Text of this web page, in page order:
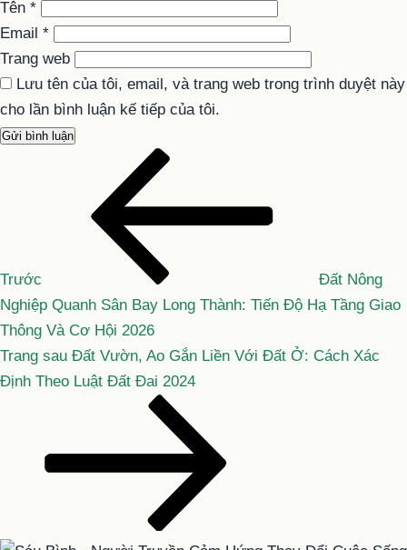
Tên *
Email *
Trang web
Lưu tên của tôi, email, và trang web trong trình duyệt này
cho lần bình luận kế tiếp của tôi.
viết
Trước
Đất Nông
Nghiệp Quanh Sân Bay Long Thành: Tiến Độ Hạ Tầng Giao
Thông Và Cơ Hội 2026
Bài
tiếp
Trang sau Đất Vườn, Ao Gắn Liền Với Đất Ở: Cách Xác
Định Theo Luật Đất Đai 2024